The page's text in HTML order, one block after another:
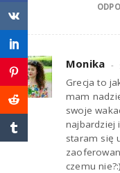
Monika
Grecja to
mam
swoje
najbardziej
staram się
czemu nie?:)